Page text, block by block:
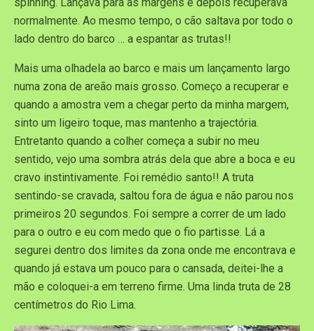
normalmente. Ao mesmo tempo, o cão saltava por todo o
lado dentro do barco … a espantar as trutas!!
Mais uma olhadela ao barco e mais um lançamento largo
numa zona de areão mais grosso. Começo a recuperar e
quando a amostra vem a chegar perto da minha margem,
sinto um ligeiro toque, mas mantenho a trajectória.
Entretanto quando a colher começa a subir no meu
sentido, vejo uma sombra atrás dela que abre a boca e eu
cravo instintivamente. Foi remédio santo!! A truta
sentindo-se cravada, saltou fora de água e não parou nos
primeiros 20 segundos. Foi sempre a correr de um lado
para o outro e eu com medo que o fio partisse. Lá a
segurei dentro dos limites da zona onde me encontrava e
quando já estava um pouco para o cansada, deitei-lhe a
mão e coloquei-a em terreno firme. Uma linda truta de 28
centímetros do Rio Lima.